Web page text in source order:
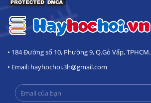
• 184 Đường số 10, Phường 9, Q.Gò Vấp, TPHCM.
• Email: hayhochoi.3h@gmail.com